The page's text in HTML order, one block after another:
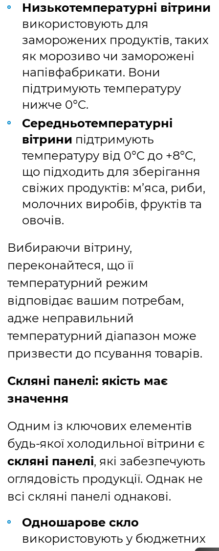
Низькотемпературні вітрини
використовують для
заморожених продуктів, таких
як морозиво чи заморожені
напівфабрикати. Вони
підтримують температуру
нижче 0°C.
Середньотемпературні
вітрини підтримують
температуру від 0°C до +8°C,
що підходить для зберігання
свіжих продуктів: м’яса, риби,
молочних виробів, фруктів та
овочів.
Вибираючи вітрину,
переконайтеся, що її
температурний режим
відповідає вашим потребам,
адже неправильний
температурний діапазон може
призвести до псування товарів.
Скляні панелі: якість має
значення
Одним із ключових елементів
будь-якої холодильної вітрини є
скляні панелі, які забезпечують
оглядовість продукції. Однак не
всі скляні панелі однакові.
Одношарове скло
використовують у бюджетних